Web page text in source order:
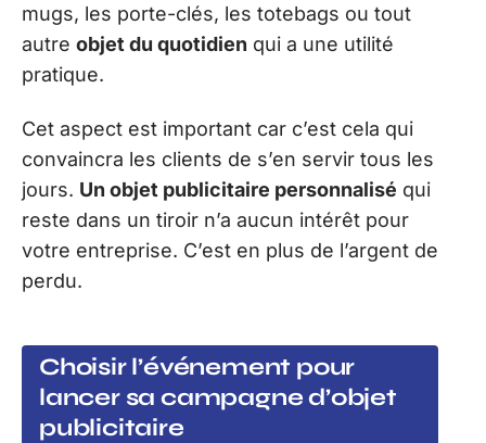
mugs, les porte-clés, les totebags ou tout
autre objet du quotidien qui a une utilité
pratique.
Cet aspect est important car c’est cela qui
convaincra les clients de s’en servir tous les
jours. Un objet publicitaire personnalisé qui
reste dans un tiroir n’a aucun intérêt pour
votre entreprise. C’est en plus de l’argent de
perdu.
Choisir l’événement pour
lancer sa campagne d’objet
publicitaire